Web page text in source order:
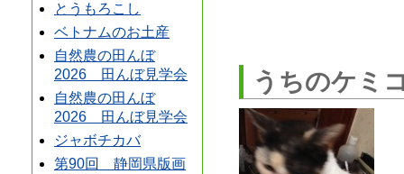
とうもろこし
ベトナムのお土産
自然農の田んぼ
2026 田んぼ見学会
自然農の田んぼ
2026 田んぼ見学会
ジャボチカバ
第90回 静岡県版画
うちのケミ